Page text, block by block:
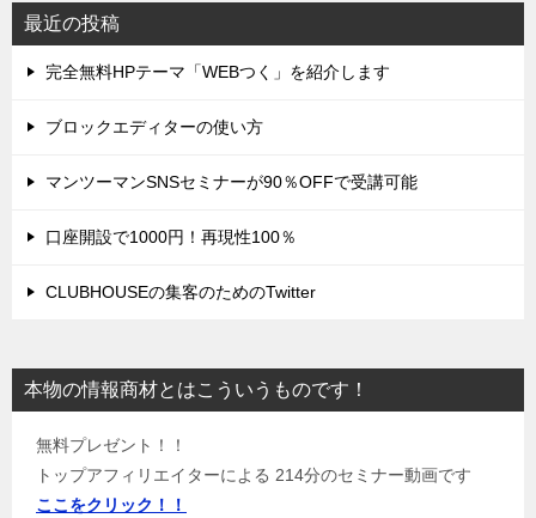
最近の投稿
完全無料HPテーマ「WEBつく」を紹介します
ブロックエディターの使い方
マンツーマンSNSセミナーが90％OFFで受講可能
口座開設で1000円！再現性100％
CLUBHOUSEの集客のためのTwitter
本物の情報商材とはこういうものです！
無料プレゼント！！
トップアフィリエイターによる 214分のセミナー動画です
ここをクリック！！